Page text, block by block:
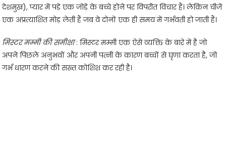
देशमुख), प्यार में पड़े एक जोड़े के बच्चे होने पर विपरीत विचार हैं। लेकिन चीजें
एक अप्रत्याशित मोड़ लेती हैं जब वे दोनों एक ही समय में गर्भवती हो जाती हैं।
मिस्टर मम्मी की समीक्षा: मिस्टर मम्मी एक ऐसे व्यक्ति के बारे में है जो
अपने पिछले अनुभवों और अपनी पत्नी के कारण बच्चों से घृणा करता है, जो
गर्भ धारण करने की सख्त कोशिश कर रही है।